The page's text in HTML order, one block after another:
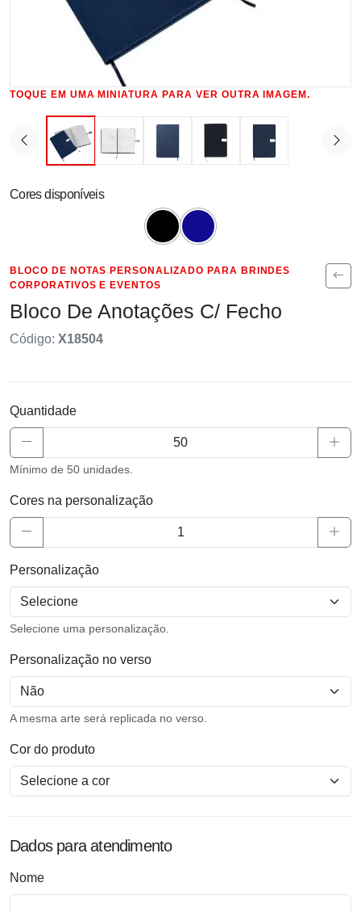
TOQUE EM UMA MINIATURA PARA VER OUTRA IMAGEM.
Cores disponíveis
BLOCO DE NOTAS PERSONALIZADO PARA BRINDES
CORPORATIVOS E EVENTOS
Bloco De Anotações C/ Fecho
Código: X18504
Quantidade
Mínimo de 50 unidades.
Cores na personalização
Personalização
Selecione uma personalização.
Personalização no verso
A mesma arte será replicada no verso.
Cor do produto
Dados para atendimento
Nome